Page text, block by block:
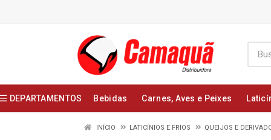
DEPARTAMENTOS Bebidas Carnes, Aves e Peixes
INÍCIO LATICÍNIOS E FRIOS QUEIJOS E